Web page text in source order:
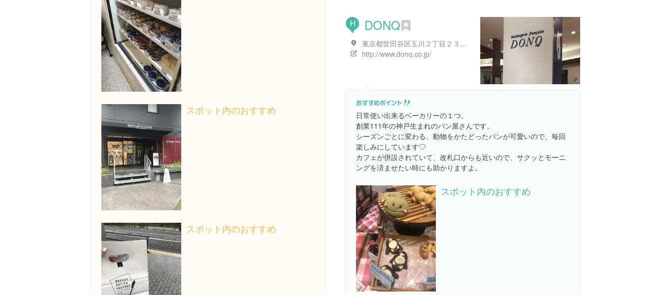
スポット内のおすすめ
スポット内のおすすめ
H DONQ
東京都世田谷区玉川２丁目２３-１ 二子玉川ライズ ドッグウッドプラザ 1F
http://www.donq.co.jp/
日常使い出来るベーカリーの１つ。
創業111年の神戸生まれのパン屋さんです。
シーズンごとに変わる、動物をかたどったパンが可愛いので、毎回
楽しみにしています♡
カフェが併設されていて、改札口からも近いので、サクッとモーニ
ングを済ませたい時にも助かりますよ。
スポット内のおすすめ